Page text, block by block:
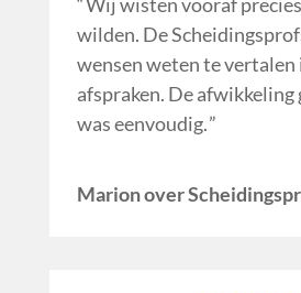
wilden. De
wensen weten te vertalen
afspraken. De afwikkeling
was eenvoudig.
Marion over